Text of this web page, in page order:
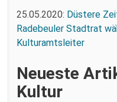
25.05.2020: Düstere
Radebeuler Stadtrat
Kulturamtsleiter
Neueste
Kultur